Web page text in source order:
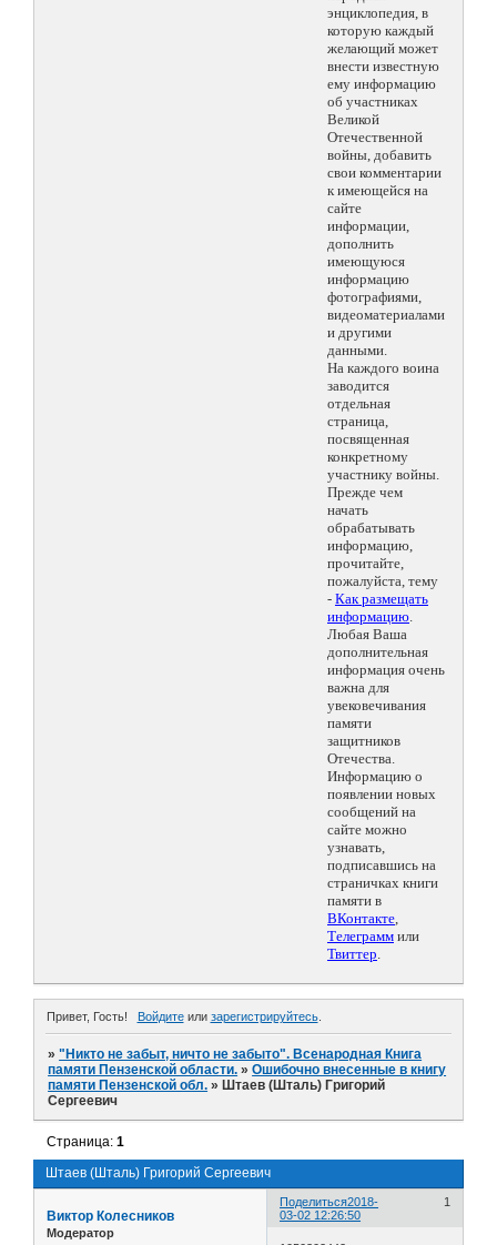
энциклопедия, в
которую каждый
желающий может
внести известную
ему информацию
об участниках
Великой
Отечественной
войны, добавить
свои комментарии
к имеющейся на
сайте
информации,
дополнить
имеющуюся
информацию
фотографиями,
видеоматериалами
и другими
данными.
На каждого воина
заводится
отдельная
страница,
посвященная
конкретному
участнику войны.
Прежде чем
начать
обрабатывать
информацию,
прочитайте,
пожалуйста, тему
- Как размещать
информацию.
Любая Ваша
дополнительная
информация очень
важна для
увековечивания
памяти
защитников
Отечества.
Информацию о
появлении новых
сообщений на
сайте можно
узнавать,
подписавшись на
страничках книги
памяти в
ВКонтакте,
Телеграмм или
Твиттер.
Привет, Гость! Войдитеили зарегистрируйтесь.
»"Никто не забыт, ничто не забыто". Всенародная Книга
памяти Пензенской области. »Ошибочно внесенные в книгу
памяти Пензенской обл. » Штаев (Шталь) Григорий
Сергеевич
Штаев (Шталь) Григорий Сергеевич
Страница:1
Поделиться 1
2018-
03-02 12:26:50
Виктор Колесников
Модератор